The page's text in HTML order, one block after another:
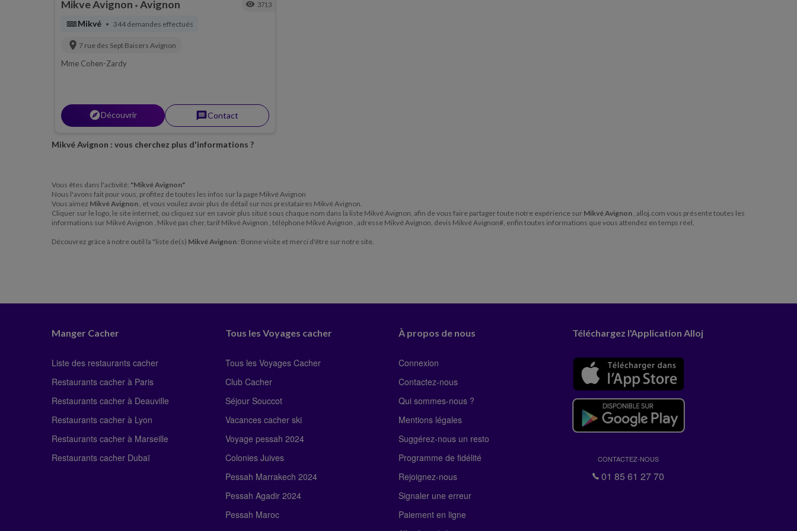
Mikve Avignon • Avignon visibility 3713
waterMikvé • 344 demandes effectués
location_on 7 rue des Sept Baisers Avignon
Mme Cohen-Zardy
explorerDécouvrir messageContact
Mikvé Avignon : vous cherchez plus d'informations ?
Vous êtes dans l'activité: "Mikvé Avignon"
Nous l'avons fait pour vous, profitez de toutes les infos sur la page Mikvé Avignon
Vous aimez Mikvé Avignon , et vous voulez avoir plus de détail sur nos prestataires Mikvé Avignon.
Cliquer sur le logo, le site internet, ou cliquez sur en savoir plus situé sous chaque nom dans la liste Mikvé Avignon, afin de vous faire partager toute notre expérience sur Mikvé Avignon , alloj.com vous présente toutes les
informations sur Mikvé Avignon , Mikvé pas cher, tarif Mikvé Avignon , téléphone Mikvé Avignon , adresse Mikvé Avignon, devis Mikvé Avignon#, enfin toutes informations que vous attendez en temps réel.
Découvrez grâce à notre outil la "liste de(s) Mikvé Avignon : Bonne visite et merci d'être sur notre site.
Manger Cacher
Liste des restaurants cacher
Restaurants cacher à Paris
Restaurants cacher à Deauville
Restaurants cacher à Lyon
Restaurants cacher à Marseille
Restaurants cacher Dubaï
Tous les Voyages cacher
Tous les Voyages Cacher
Club Cacher
Séjour Souccot
Vacances cacher ski
Voyage pessah 2024
Colonies Juives
Pessah Marrakech 2024
Pessah Agadir 2024
Pessah Maroc
À propos de nous
Connexion
Contactez-nous
Qui sommes-nous ?
Mentions légales
Suggérez-nous un resto
Programme de fidélité
Rejoignez-nous
Signaler une erreur
Paiement en ligne
Téléchargez l'Application Alloj
CONTACTEZ-NOUS
01 85 61 27 70